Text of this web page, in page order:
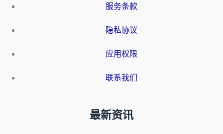
服务条款
隐私协议
应用权限
联系我们
最新资讯